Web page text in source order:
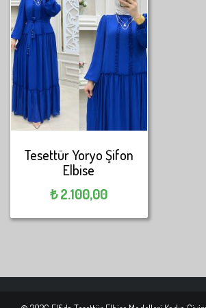
Tesettür Yoryo Şifon
Elbise
₺2.100,00